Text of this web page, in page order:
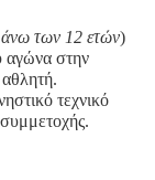
άνω των 12 ετών)
αγώνα στην
τεχνικό